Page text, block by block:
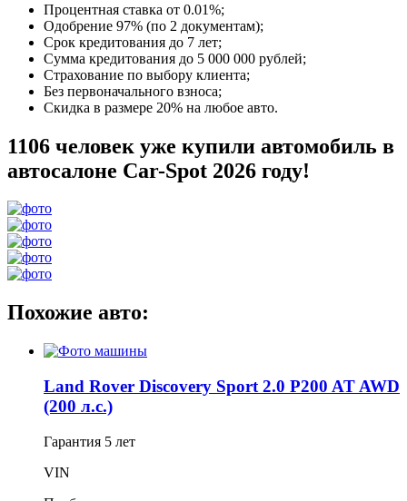
Процентная ставка от 0.01%;
Одобрение 97% (по 2 документам);
Срок кредитования до 7 лет;
Сумма кредитования до 5 000 000 рублей;
Страхование по выбору клиента;
Без первоначального взноса;
Скидка в размере 20% на любое авто.
1106 человек уже купили автомобиль в
автосалоне Car-Spot 2026 году!
Похожие авто:
Land Rover Discovery Sport 2.0 P200 AT AWD
(200 л.с.)
Гарантия 5 лет
VIN